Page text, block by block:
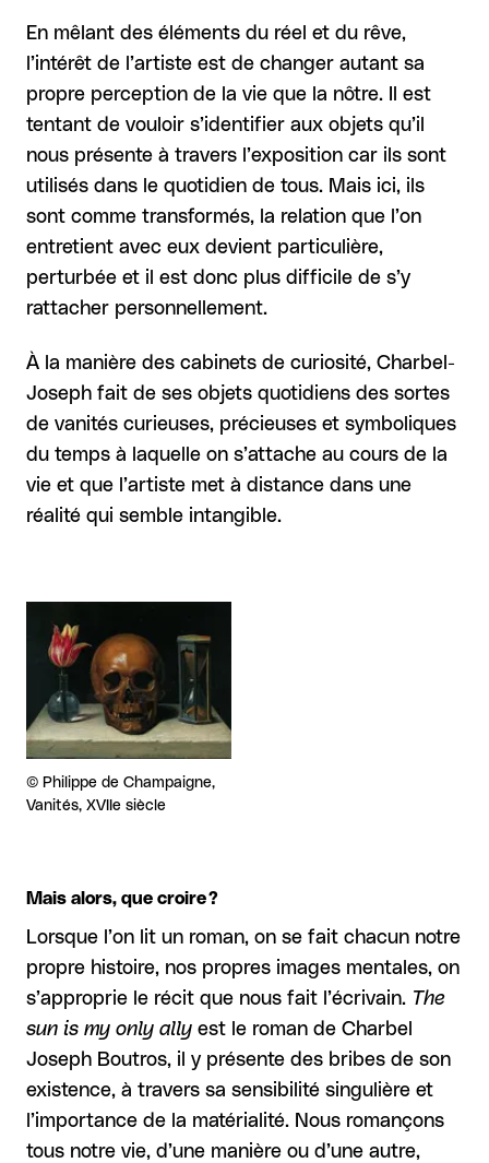
En mêlant des éléments du réel et du rêve,
l’intérêt de l’artiste est de changer autant sa
propre perception de la vie que la nôtre. Il est
tentant de vouloir s’identifier aux objets qu’il
nous présente à travers l’exposition car ils sont
utilisés dans le quotidien de tous. Mais ici, ils
sont comme transformés, la relation que l’on
entretient avec eux devient particulière,
perturbée et il est donc plus difficile de s’y
rattacher personnellement.
À la manière des cabinets de curiosité, Charbel-
Joseph fait de ses objets quotidiens des sortes
de vanités curieuses, précieuses et symboliques
du temps à laquelle on s’attache au cours de la
vie et que l’artiste met à distance dans une
réalité qui semble intangible.
Droits réservés :
© Philippe de Champaigne,
Vanités, XVIIe siècle
Mais alors, que croire ?
Lorsque l’on lit un roman, on se fait chacun notre
propre histoire, nos propres images mentales, on
s’approprie le récit que nous fait l’écrivain. The
sun is my only ally est le roman de Charbel
Joseph Boutros, il y présente des bribes de son
existence, à travers sa sensibilité singulière et
l’importance de la matérialité. Nous romançons
tous notre vie, d’une manière ou d’une autre,